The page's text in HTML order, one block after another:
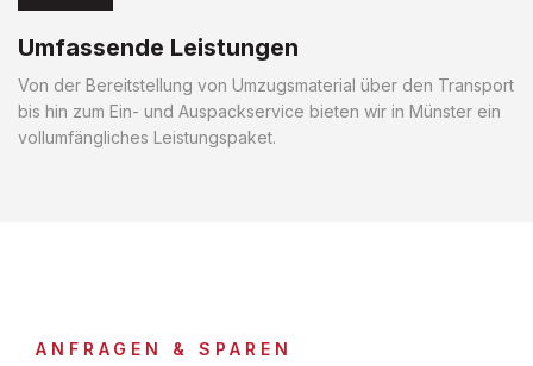
Umfassende Leistungen
Von der Bereitstellung von Umzugsmaterial über den Transport
bis hin zum Ein- und Auspackservice bieten wir in Münster ein
vollumfängliches Leistungspaket.
ANFRAGEN & SPAREN